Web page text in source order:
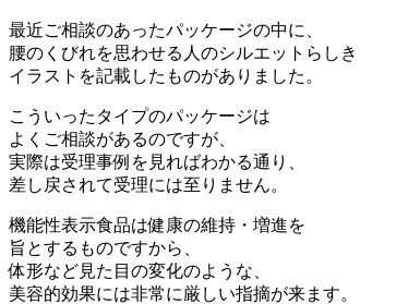
最近ご相談のあったパッケージの中に、
腰のくびれを思わせる人のシルエットらしき
イラストを記載したものがありました。
こういったタイプのパッケージは
よくご相談があるのですが、
実際は受理事例を見ればわかる通り、
差し戻されて受理には至りません。
機能性表示食品は健康の維持・増進を
旨とするものですから、
体形など見た目の変化のような、
美容的効果には非常に厳しい指摘が来ます。